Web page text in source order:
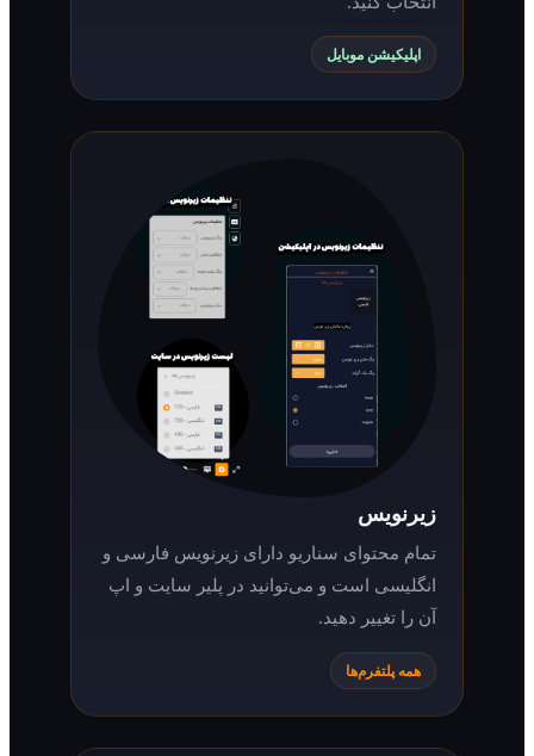
اپلیکیشن موبایل
زیرنویس
تمام محتوای سناریو دارای زیرنویس فارسی و
انگلیسی است و می‌توانید در پلیر سایت و اپ
آن را تغییر دهید.
همه پلتفرم‌ها